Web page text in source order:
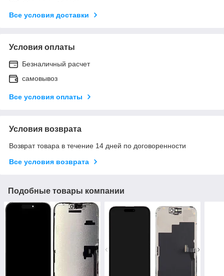
Все условия доставки
Условия оплаты
Безналичный расчет
самовывоз
Все условия оплаты
Условия возврата
Возврат товара в течение 14 дней по договоренности
Все условия возврата
Подобные товары компании